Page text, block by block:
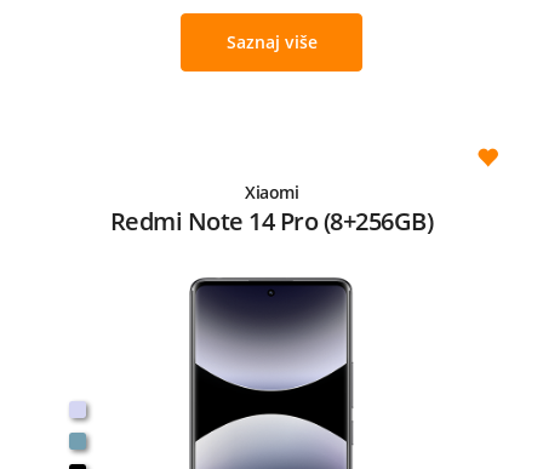
Saznaj više
Xiaomi
Redmi Note 14 Pro (8+256GB)